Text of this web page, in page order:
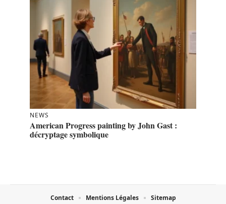
NEWS
American Progress painting by John Gast :
décryptage symbolique
Contact Mentions Légales Sitemap